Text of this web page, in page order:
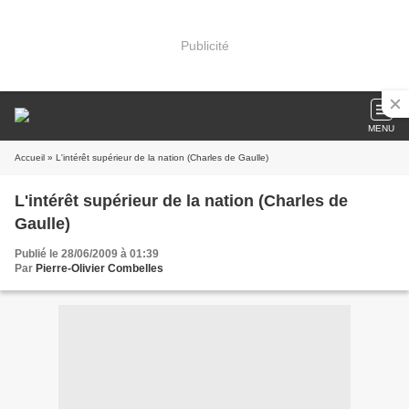
Publicité
MENU
Accueil » L'intérêt supérieur de la nation (Charles de Gaulle)
L'intérêt supérieur de la nation (Charles de
Gaulle)
Publié le 28/06/2009 à 01:39
Par Pierre-Olivier Combelles